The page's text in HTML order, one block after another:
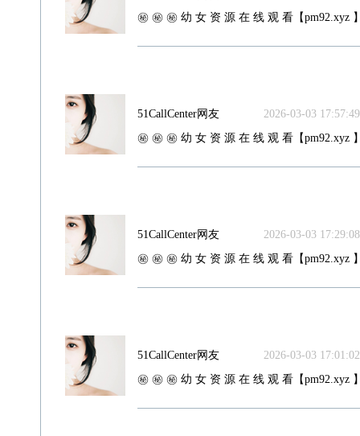
㊙️ ㊙️ ㊙️ 幼 女 资 源 在 线 观 看【pm92.xyz
51CallCenter网友
2026-03-03 17:57:49
㊙️ ㊙️ ㊙️ 幼 女 资 源 在 线 观 看【pm92.xyz
51CallCenter网友
2026-03-03 17:29:08
㊙️ ㊙️ ㊙️ 幼 女 资 源 在 线 观 看【pm92.xyz
51CallCenter网友
2026-03-03 17:01:02
㊙️ ㊙️ ㊙️ 幼 女 资 源 在 线 观 看【pm92.xyz